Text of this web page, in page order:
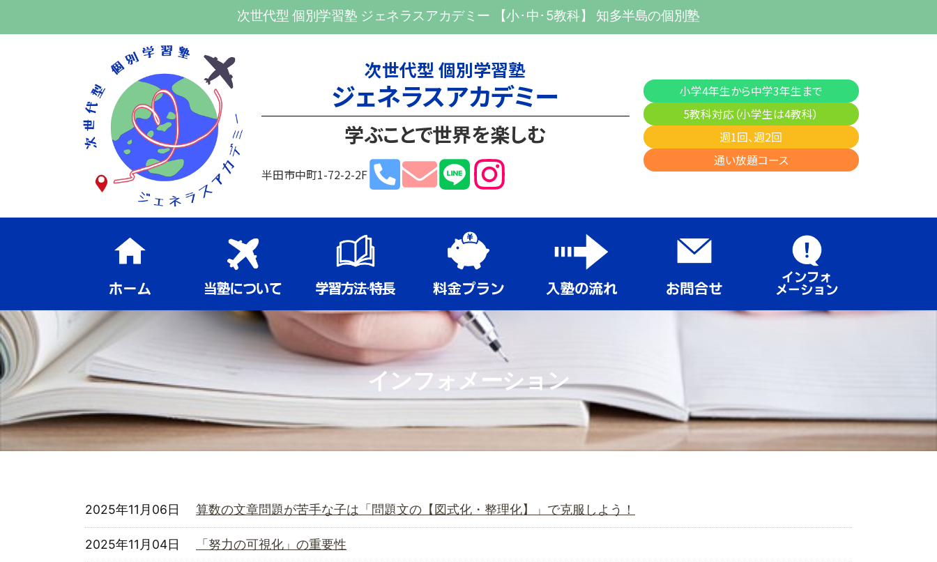
次世代型 個別学習塾 ジェネラスアカデミー 【小･中･5教科】 知多半島の個別塾
次世代型 個別学習塾
ジェネラスアカデミー
学ぶことで世界を楽しむ
半田市中町1-72-2-2F
小学4年生から中学3年生まで
5教科対応（小学生は4教科）
週1回、週2回
通い放題コース
インフォメーション
2025年11月06日 算数の文章問題が苦手な子は「問題文の【図式化・整理化】」で克服しよう！
2025年11月04日 「努力の可視化」の重要性